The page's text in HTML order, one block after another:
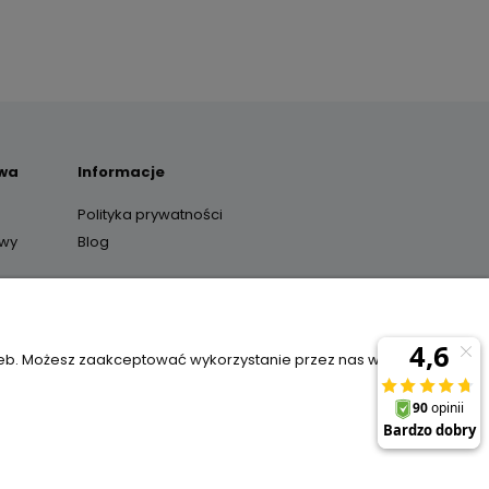
Informacje
Polityka prywatności
Blog
Możesz zaakceptować wykorzystanie przez nas wszystkich